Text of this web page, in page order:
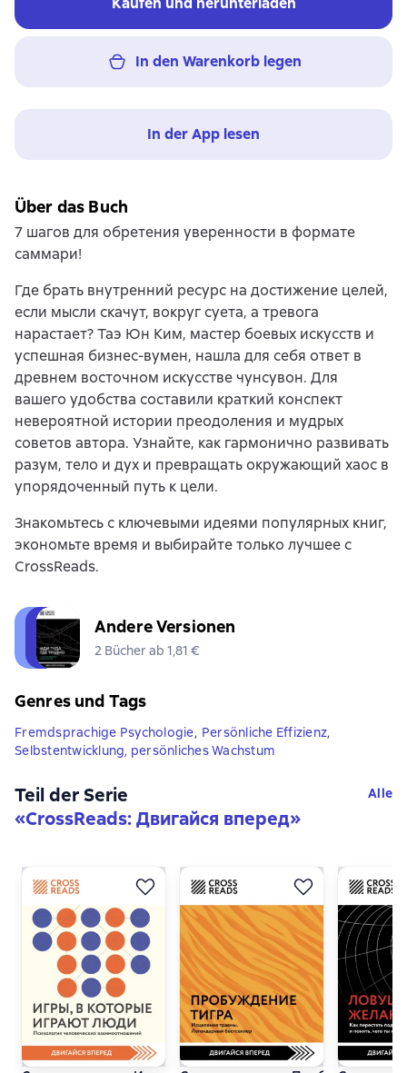
In den Warenkorb legen
In der App lesen
Über das Buch
7 шагов для обретения уверенности в формате
саммари!
Где брать внутренний ресурс на достижение целей,
если мысли скачут, вокруг суета, а тревога
нарастает? Таэ Юн Ким, мастер боевых искусств и
успешная бизнес-вумен, нашла для себя ответ в
древнем восточном искусстве чунсувон. Для
вашего удобства составили краткий конспект
невероятной истории преодоления и мудрых
советов автора. Узнайте, как гармонично развивать
разум, тело и дух и превращать окружающий хаос в
упорядоченный путь к цели.
Знакомьтесь с ключевыми идеями популярных книг,
экономьте время и выбирайте только лучшее с
CrossReads.
Andere Versionen
2 Bücher ab 1,81 €
Genres und Tags
Fremdsprachige Psychologie, Persönliche Effizienz,
Selbstentwicklung, persönliches Wachstum
Teil der Serie
«CrossReads: Двигайся вперед»
Alle